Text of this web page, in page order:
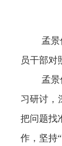
孟
员干部对
孟
习研讨，
把问题找
作，坚持